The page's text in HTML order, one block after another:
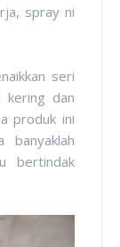
spray ni
seri
kering dan
produk ini
banyaklah
bertindak